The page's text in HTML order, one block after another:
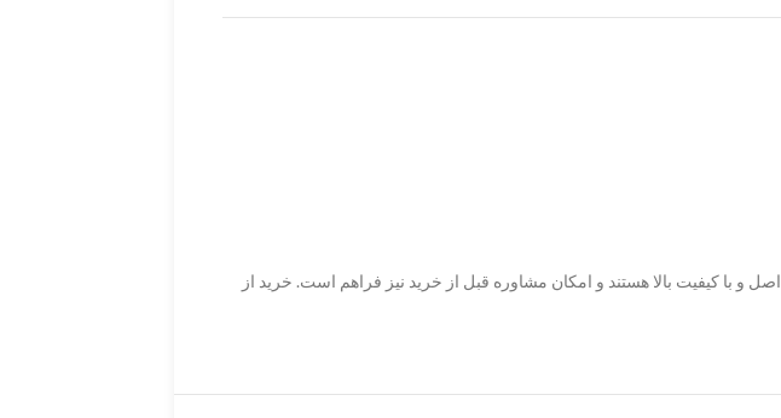
با کیفیت بالا هستند و امکان مشاوره قبل از خرید نیز فراهم است. خرید از